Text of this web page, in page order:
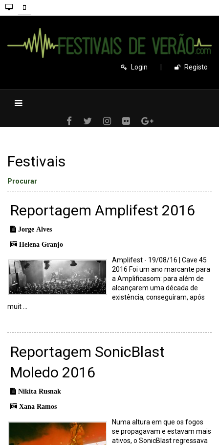
Login Registo
Festivais
Procurar
Reportagem Amplifest 2016
Jorge Alves
Helena Granjo
Amplifest - 19/08/16 | Cave 45
2016 Foi um ano marcante para
a Amplificasom: para além de
alcançarem uma década de
existência, conseguiram, após
muit ...
Reportagem SonicBlast
Moledo 2016
Nikita Rusnak
Xana Ramos
Numa altura em que os fogos
se propagavam e estavam mais
ativos, o SonicBlast regressava